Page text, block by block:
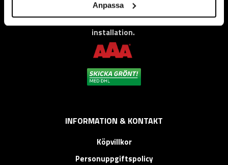
Anpassa
eget varumärke, med fokus på problemlösning inom service,
montage, bygg, anläggning, underhåll, reparation och
installation.
INFORMATION & KONTAKT
Köpvillkor
Personuppgiftspolicy